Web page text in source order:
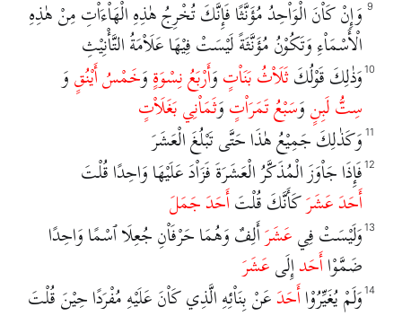
وَإِنْ كَاْنَ الْوَاْحِدُ مُؤَنَّثًا فَإِنَّكَ تُخْرِجُ هٰذِهِ الْهَاْءَاْتِ مِنْ هٰذِهِ
الْأَسْمَاْءِ وَتَكُوْنُ مُؤَنَّثَةً لَيْسَتْ فِيْهَا عَلَاْمَةُ التَّأْنِيْثِ
9
وَذٰلِكَ قَوْلُكَثَلَاْثُ بَنَاْتٍوَأَرْبَعُ نِسْوَةٍوَخَمْسُ أَيْنُقٍوَ
سِتُّ لَبِنٍوَسَبْعُ تَمَرَاْتٍوَثَمَاْنِي بَغَلَاْتٍ
10
وَكَذٰلِكَ جَمِيْعُ هٰذَا حَتَّى تَبْلُغَ الْعَشَرَ 11
فَإِذَا جَاْوَزَ الْمُذَكَّرُ الْعَشَرَةَ فَزَاْدَ عَلَيْهَا وَاحِدًا قُلْتَ
أَحَدَ عَشَرَكَأَنَّكَ قُلْتَأَحَدَ جَمَلَ
12
وَلَيْسَتْ فِيعَشَرَأَلِفٌ وَهُمَا حَرْفَاْنِ جُعِلَا ٱسْمًا وَاحِدًا
ضَمَّوْاأَحَدإِلَىعَشَرَ
13
وَلَمْ يُغَيِّرُوْاأَحَدَعَنْ بِنَاْئِهِ الَّذِي كَاْنَ عَلَيْهِ مُفْرَدًا حِيْنَ قُلْتَ 14